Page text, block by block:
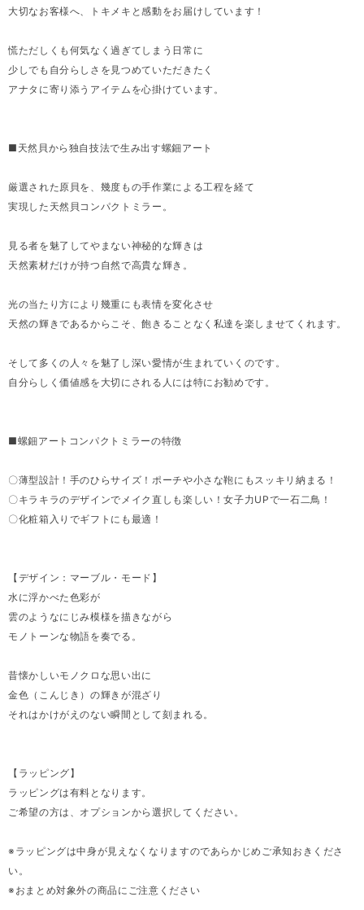
大切なお客様へ、トキメキと感動をお届けしています！
慌ただしくも何気なく過ぎてしまう日常に
少しでも自分らしさを見つめていただきたく
アナタに寄り添うアイテムを心掛けています。
■天然貝から独自技法で生み出す螺鈿アート
厳選された原貝を、幾度もの手作業による工程を経て
実現した天然貝コンパクトミラー。
見る者を魅了してやまない神秘的な輝きは
天然素材だけが持つ自然で高貴な輝き。
光の当たり方により幾重にも表情を変化させ
天然の輝きであるからこそ、飽きることなく私達を楽しませてくれます。
そして多くの人々を魅了し深い愛情が生まれていくのです。
自分らしく価値感を大切にされる人には特にお勧めです。
■螺鈿アートコンパクトミラーの特徴
〇薄型設計！手のひらサイズ！ポーチや小さな鞄にもスッキリ納まる！
〇キラキラのデザインでメイク直しも楽しい！女子力UPで一石二鳥！
〇化粧箱入りでギフトにも最適！
【デザイン：マーブル・モード】
水に浮かべた色彩が
雲のようなにじみ模様を描きながら
モノトーンな物語を奏でる。
昔懐かしいモノクロな思い出に
金色（こんじき）の輝きが混ざり
それはかけがえのない瞬間として刻まれる。
【ラッピング】
ラッピングは有料となります。
ご希望の方は、オプションから選択してください。
※ラッピングは中身が見えなくなりますのであらかじめご承知おきくださ
い。
※おまとめ対象外の商品にご注意ください